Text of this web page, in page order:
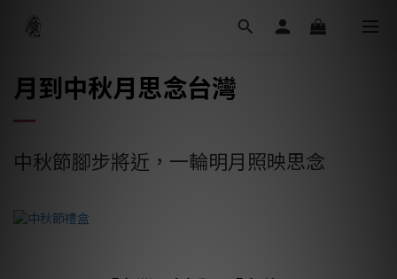
月到中秋月思念台灣
中秋節腳步將近，一輪明月照映思念